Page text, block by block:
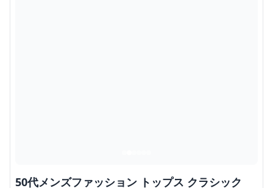
50代メンズファッション トップス クラシック